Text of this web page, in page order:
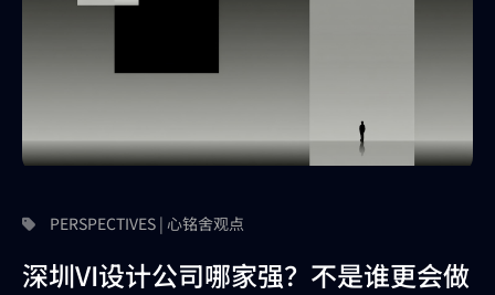
PERSPECTIVES | 心铭舍观点
深圳VI设计公司哪家强？不是谁更会做